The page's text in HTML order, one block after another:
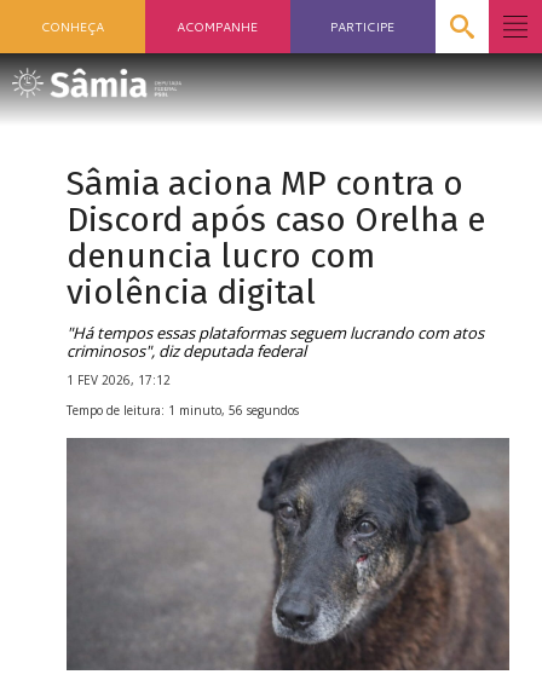
CONHEÇA ACOMPANHE PARTICIPE
Sâmia aciona MP contra o
Discord após caso Orelha e
denuncia lucro com
violência digital
"Há tempos essas plataformas seguem lucrando com atos
criminosos", diz deputada federal
1 FEV 2026, 17:12
Tempo de leitura: 1 minuto, 56 segundos